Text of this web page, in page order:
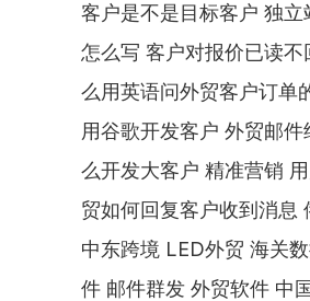
客户是不是目标客户 独立
怎么写 客户对报价已读不
么用英语问外贸客户订单
用谷歌开发客户 外贸邮件
么开发大客户 精准营销
贸如何回复客户收到消息
中东跨境 LED外贸 海关
件 邮件群发 外贸软件 中